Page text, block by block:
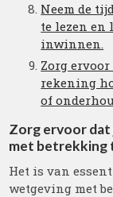
Neem de
te lezen
inwinnen.
Zorg
rekening
of
Zorg ervoor dat
met betrekking
Het is van
wetgeving met